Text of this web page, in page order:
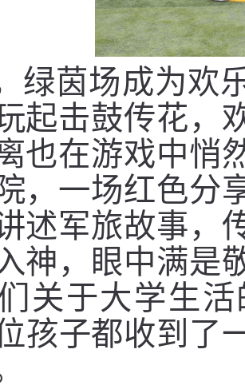
绿茵场成为欢
起击鼓传花，
也在游戏中悄
，一场红色分
述军旅故事，
神，眼中满是
关于大学生
孩子都收到了